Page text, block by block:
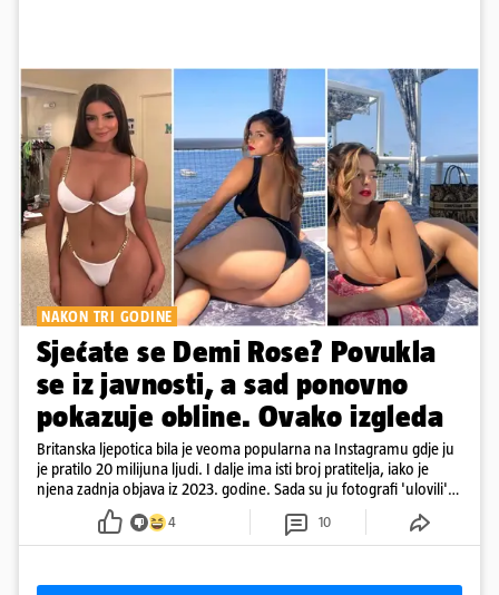
NAKON TRI GODINE
Sjećate se Demi Rose? Povukla
se iz javnosti, a sad ponovno
pokazuje obline. Ovako izgleda
Britanska ljepotica bila je veoma popularna na Instagramu gdje ju
je pratilo 20 milijuna ljudi. I dalje ima isti broj pratitelja, iako je
njena zadnja objava iz 2023. godine. Sada su ju fotografi 'ulovili'
4 10